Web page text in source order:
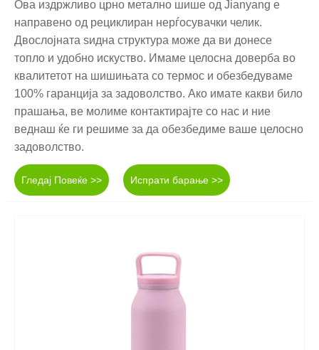
Ова издржливо црно метално шише од Jianyang е
направено од рециклиран нерѓосувачки челик.
Двослојната ѕидна структура може да ви донесе
топло и удобно искуство. Имаме целосна доверба во
квалитетот на шишињата со термос и обезбедуваме
100% гаранција за задоволство. Ако имате какви било
прашања, ве молиме контактирајте со нас и ние
веднаш ќе ги решиме за да обезбедиме ваше целосно
задоволство.
Гледај Повеќе >> Испрати барање >>